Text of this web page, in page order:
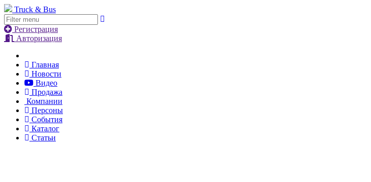
Truck & Bus
Регистрация
Авторизация
Главная
Новости
Видео
Продажа
Компании
Персоны
События
Каталог
Статьи